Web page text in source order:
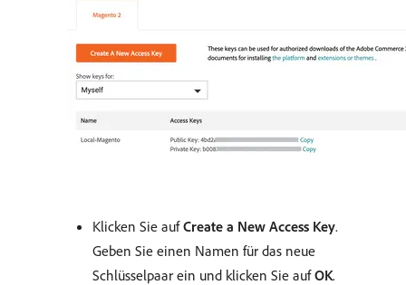
Klicken Sie aufCreate a New Access Key.
Geben Sie einen Namen für das neue
Schlüsselpaar ein und klicken Sie aufOK.